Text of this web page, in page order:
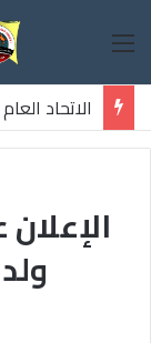
القائمة
الاتحاد
ثلاثة